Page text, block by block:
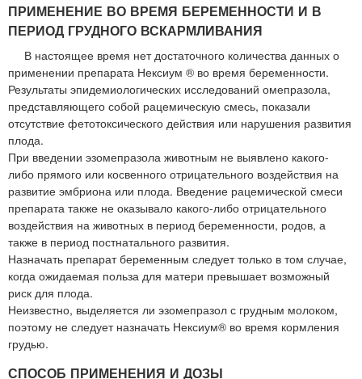
ПРИМЕНЕНИЕ ВО ВРЕМЯ БЕРЕМЕННОСТИ И В
ПЕРИОД ГРУДНОГО ВСКАРМЛИВАНИЯ
В настоящее время нет достаточного количества данных о
применении препарата Нексиум ® во время беременности.
Результаты эпидемиологических исследований омепразола,
представляющего собой рацемическую смесь, показали
отсутствие фетотоксического действия или нарушения развития
плода.
При введении эзомепразола животным не выявлено какого-
либо прямого или косвенного отрицательного воздействия на
развитие эмбриона или плода. Введение рацемической смеси
препарата также не оказывало какого-либо отрицательного
воздействия на животных в период беременности, родов, а
также в период постнатального развития.
Назначать препарат беременным следует только в том случае,
когда ожидаемая польза для матери превышает возможный
риск для плода.
Неизвестно, выделяется ли эзомепразол с грудным молоком,
поэтому не следует назначать Нексиум® во время кормления
грудью.
СПОСОБ ПРИМЕНЕНИЯ И ДОЗЫ